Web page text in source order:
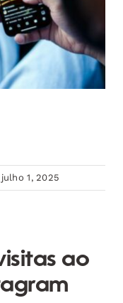
1, 2025
ao